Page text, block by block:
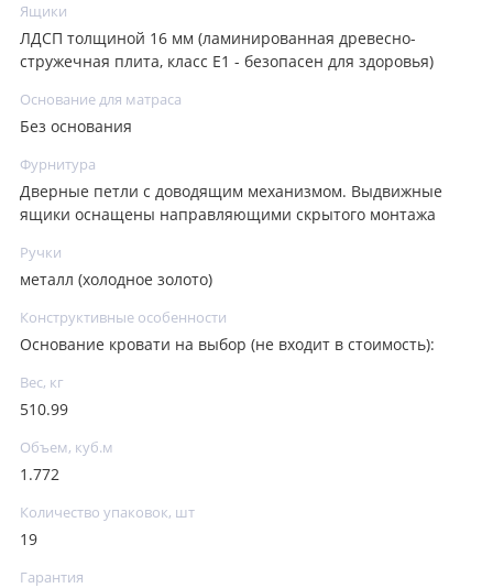
Ящики
ЛДСП толщиной 16 мм (ламинированная древесно-
стружечная плита, класс E1 - безопасен для здоровья)
Основание для матраса
Без основания
Фурнитура
Дверные петли с доводящим механизмом. Выдвижные
ящики оснащены направляющими скрытого монтажа
Ручки
металл (холодное золото)
Конструктивные особенности
Основание кровати на выбор (не входит в стоимость):
Вес, кг
510.99
Объем, куб.м
1.772
Количество упаковок, шт
19
Гарантия